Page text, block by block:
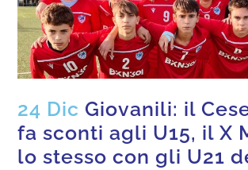
24 Dic Giovanili: il
fa sconti agli U15, il X
lo stesso con gli U21